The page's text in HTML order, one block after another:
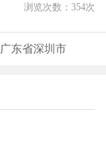
浏览次数： 354次
广东省深圳市